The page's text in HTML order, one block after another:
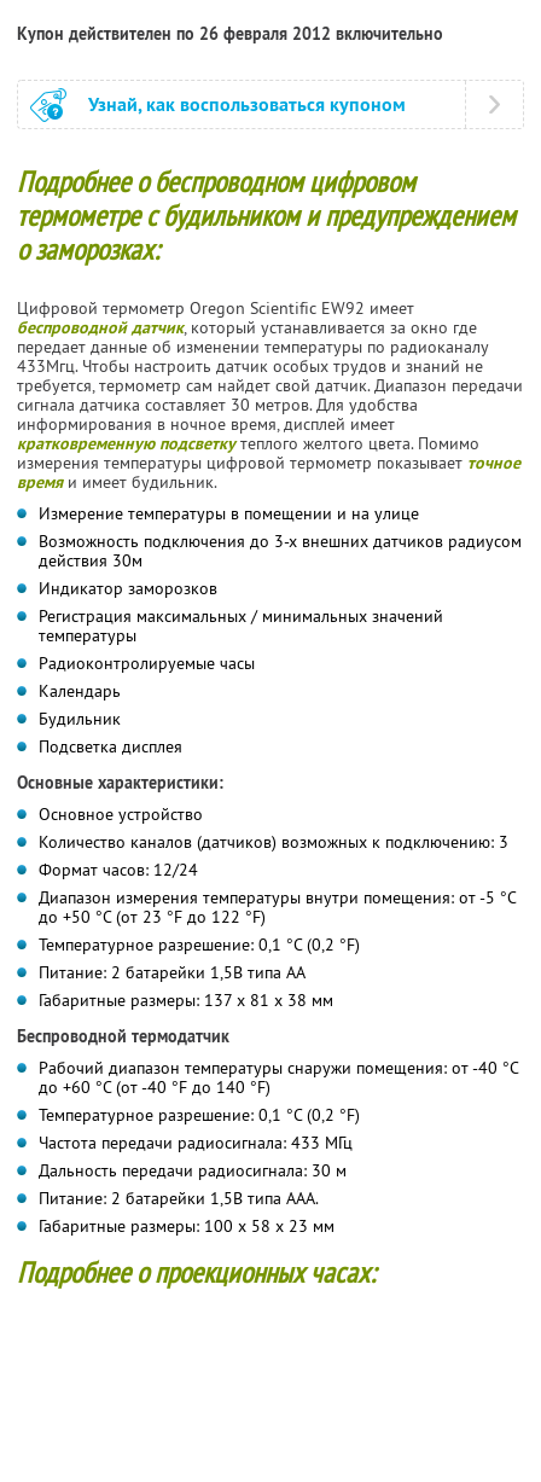
Купон действителен по 26 февраля 2012 включительно
Узнай, как воспользоваться купоном
Подробнее о беспроводном цифровом
термометре с будильником и предупреждением
о заморозках:
Цифровой термометр Oregon Scientific EW92 имеет
беспроводной датчик, который устанавливается за окно где
передает данные об изменении температуры по радиоканалу
433Мгц. Чтобы настроить датчик особых трудов и знаний не
требуется, термометр сам найдет свой датчик. Диапазон передачи
сигнала датчика составляет 30 метров. Для удобства
информирования в ночное время, дисплей имеет
кратковременную подсветкутеплого желтого цвета. Помимо
измерения температуры цифровой термометр показывает точное
времяи имеет будильник.
Измерение температуры в помещении и на улице
Возможность подключения до 3-х внешних датчиков радиусом
действия 30м
Индикатор заморозков
Регистрация максимальных / минимальных значений
температуры
Радиоконтролируемые часы
Календарь
Будильник
Подсветка дисплея
Основные характеристики:
Основное устройство
Количество каналов (датчиков) возможных к подключению: 3
Формат часов: 12/24
Диапазон измерения температуры внутри помещения: от -5 °С
до +50 °С (от 23 °F до 122 °F)
Температурное разрешение: 0,1 °С (0,2 °F)
Питание: 2 батарейки 1,5В типа АА
Габаритные размеры: 137 x 81 x 38 мм
Беспроводной термодатчик
Рабочий диапазон температуры снаружи помещения: от -40 °С
до +60 °С (от -40 °F до 140 °F)
Температурное разрешение: 0,1 °С (0,2 °F)
Частота передачи радиосигнала: 433 МГц
Дальность передачи радиосигнала: 30 м
Питание: 2 батарейки 1,5В типа ААА.
Габаритные размеры: 100 x 58 x 23 мм
Подробнее о проекционных часах: